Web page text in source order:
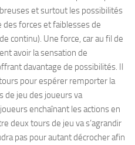
et surtout les possibilités
des forces et faiblesses de
continu). Une force, car au fil de
avoir la sensation de
davantage de possibilités. Il
pour espérer remporter la
de jeu des joueurs va
enchaînant les actions en
deux tours de jeu va s’agrandir
pas pour autant décrocher afin